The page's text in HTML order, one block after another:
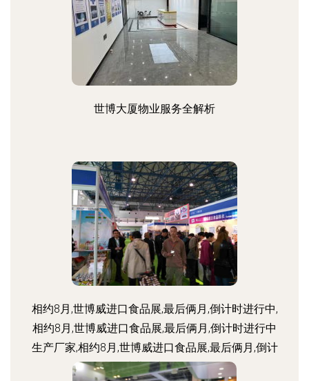
世博大厦物业服务全解析
相约8月,世博威进口食品展,最后俩月,倒计时进行中,
相约8月,世博威进口食品展,最后俩月,倒计时进行中
生产厂家,相约8月,世博威进口食品展,最后俩月,倒计
时进行中价格